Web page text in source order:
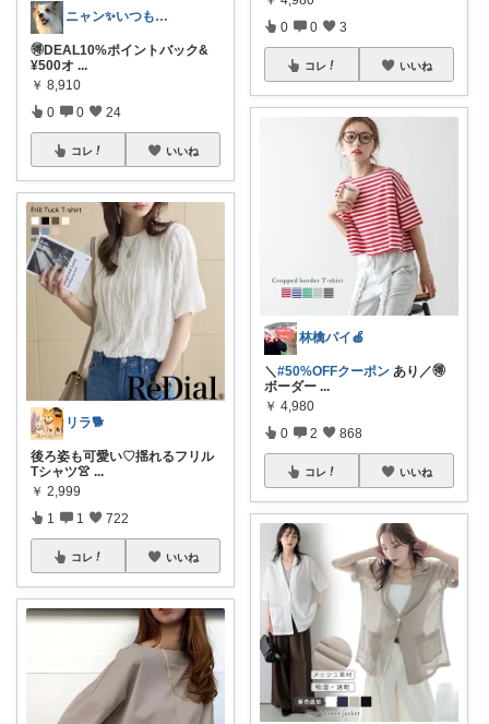
ニャン✨いつも感謝です๓´͈ ˘ `͈๓
🉐DEAL10%ポイントバック&
¥500オ ...
￥ 8,910
0 0 24
コレ いいね
リラ🐕
後ろ姿も可愛い♡揺れるフリル
Tシャツ👚 ...
￥ 2,999
1 1 722
コレ いいね
0 0 3
コレ いいね
林檎パイ🍎
＼ #50%OFFクーポン あり／🉐
ボーダー ...
￥ 4,980
0 2 868
コレ いいね